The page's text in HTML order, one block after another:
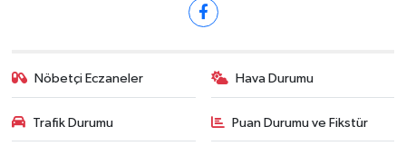
Nöbetçi Eczaneler Hava Durumu
Trafik Durumu Puan Durumu ve Fikstür